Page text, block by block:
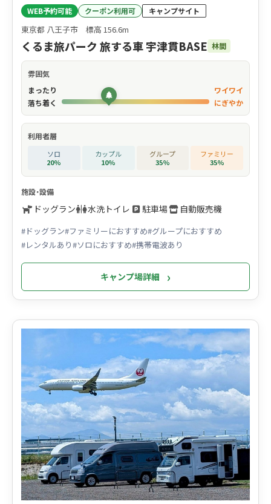
WEB予約可能 クーポン利用可 キャンプサイト
東京都 八王子市 標高 156.6m
くるま旅パーク 旅する車 宇津貫BASE 林間
雰囲気
まったり
落ち着く
ワイワイ
にぎやか
利用者層
ソロ
20%
カップル
10%
グループ
35%
ファミリー
35%
施設・設備
ドッグラン 水洗トイレ 駐車場 自動販売機
#ドッグラン#ファミリーにおすすめ#グループにおすすめ
#レンタルあり#ソロにおすすめ#携帯電波あり
キャンプ場詳細